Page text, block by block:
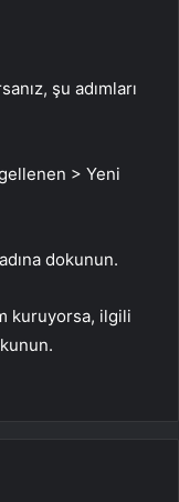
şu adımları
> Yeni
dokunun.
kuruyorsa, ilgili